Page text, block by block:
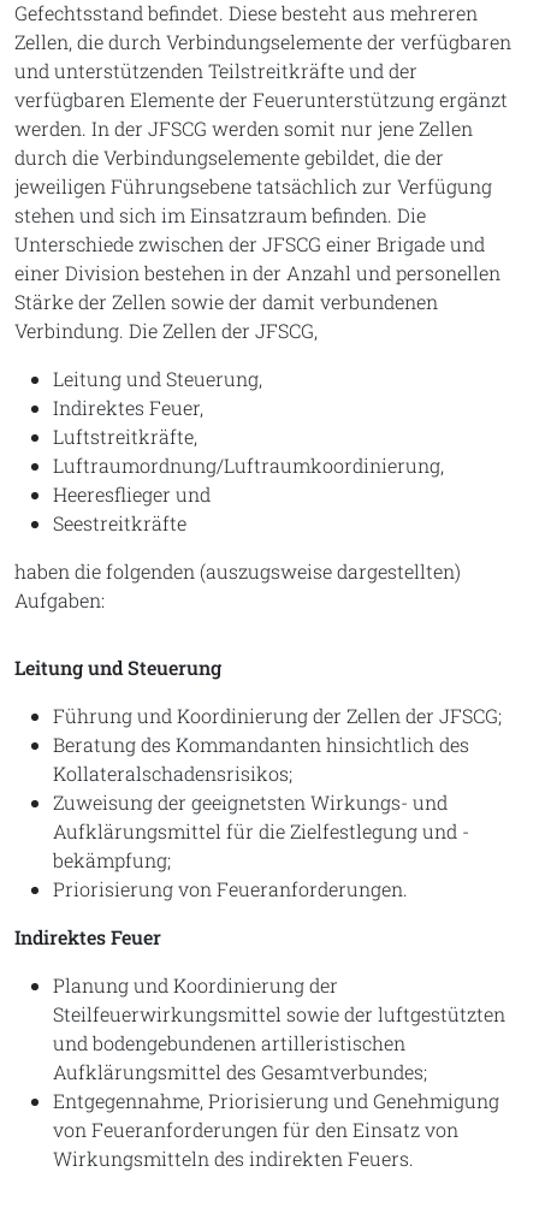
Gefechtsstand befindet. Diese besteht aus mehreren
Zellen, die durch Verbindungselemente der verfügbaren
und unterstützenden Teilstreitkräfte und der
verfügbaren Elemente der Feuerunterstützung ergänzt
werden. In der JFSCG werden somit nur jene Zellen
durch die Verbindungselemente gebildet, die der
jeweiligen Führungsebene tatsächlich zur Verfügung
stehen und sich im Einsatzraum befinden. Die
Unterschiede zwischen der JFSCG einer Brigade und
einer Division bestehen in der Anzahl und personellen
Stärke der Zellen sowie der damit verbundenen
Verbindung. Die Zellen der JFSCG,
Leitung und Steuerung,
Indirektes Feuer,
Luftstreitkräfte,
Luftraumordnung/Luftraumkoordinierung,
Heeresflieger und
Seestreitkräfte
haben die folgenden (auszugsweise dargestellten)
Aufgaben:
Leitung und Steuerung
Führung und Koordinierung der Zellen der JFSCG;
Beratung des Kommandanten hinsichtlich des
Kollateralschadensrisikos;
Zuweisung der geeignetsten Wirkungs- und
Aufklärungsmittel für die Zielfestlegung und -
bekämpfung;
Priorisierung von Feueranforderungen.
Indirektes Feuer
Planung und Koordinierung der
Steilfeuerwirkungsmittel sowie der luftgestützten
und bodengebundenen artilleristischen
Aufklärungsmittel des Gesamtverbundes;
Entgegennahme, Priorisierung und Genehmigung
von Feueranforderungen für den Einsatz von
Wirkungsmitteln des indirekten Feuers.